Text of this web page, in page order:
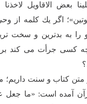
بعض الاقاویل لاخذنا
اگر یك كلمه از
را به بدترین و سخت
چه كسى جرأت مى كند
متن كتاب و سنت داریم؛
آمده است: «ما جعل